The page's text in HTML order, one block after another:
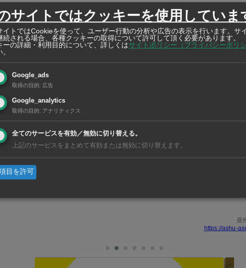
期～31年3月期の中期計画「アセアンプロジェクトIII」を発表した
した「アセアンプロジェクト」の第3期で、これまでの第1期ではベ
の生産拠点での一貫生産体制を、第2期では供給網を構築した。第3
。
ミン市の現地法人、日本精密ベトナムをグループの基幹製造拠点と
年にもR&Dセンターを本格稼働させる。自動・半自動化に向けた
品の開発支援などを推進する。
供給網見直しの動きや、東南アジアの人件費上昇、消費の二極化
ニーズの高まりなどに対応する。31年3月期には自動化率30％（26
亜
https://ashu-
サイトではクッキーを使用していま
イトではCookieを使って、ユーザー行動の分析や広告の表示を行います。サ
続される場合、各種クッキーの取得について許可して頂く必要があります。
ーの詳細・利用目的について、詳しくはサイトポリシー（プライバシーポリシ
Google_ads
取得の目的: 広告
Google_analytics
取得の目的: アナリティクス
全てのサービスを有効／無効に切り替える。
上記のサービスをまとめて有効または無効に切り替えます。
目を許可